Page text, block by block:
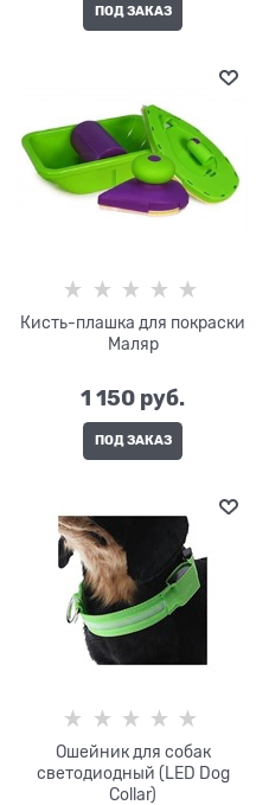
ПОД ЗАКАЗ
Кисть-плашка для покраски
Маляр
1 150 руб.
ПОД ЗАКАЗ
Ошейник для собак
светодиодный (LED Dog
Collar)